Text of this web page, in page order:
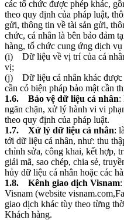
các tổ chức được phép khác,
theo quy định của pháp luật,
gửi, thông tin về tài sản gửi,
chức, cá nhân là bên bảo đảm
hàng, tổ chức cung ứng dịch
(i) Dữ liệu về vị trí của cá
vị;
(j) Dữ liệu cá nhân khác được
cần có biện pháp bảo mật cần
1.6. Bảo vệ dữ liệu cá nhân:
ngăn chặn, xử lý hành vi vi
theo quy định của pháp luật.
1.7. Xử lý dữ liệu cá nhân:
tới dữ liệu cá nhân, như: thu
chỉnh sửa, công khai, kết hợp,
giải mã, sao chép, chia sẻ,
hủy dữ liệu cá nhân hoặc các
1.8. Kênh giao dịch Visnam
Visnam (website
giao dịch khác tùy theo từng
Khách hàng.